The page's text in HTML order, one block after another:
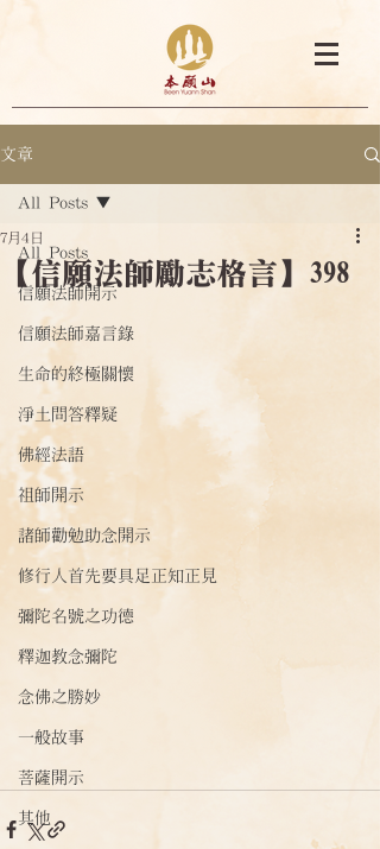
文章
All Posts
信願法師開示
信願法師嘉言錄
生命的終極關懷
淨土問答釋疑
佛經法語
祖師開示
諸師勸勉助念開示
修行人首先要具足正知正見
彌陀名號之功德
釋迦教念彌陀
念佛之勝妙
一般故事
菩薩開示
其他
All Posts
【信願法師勵志格言】398
7月4日